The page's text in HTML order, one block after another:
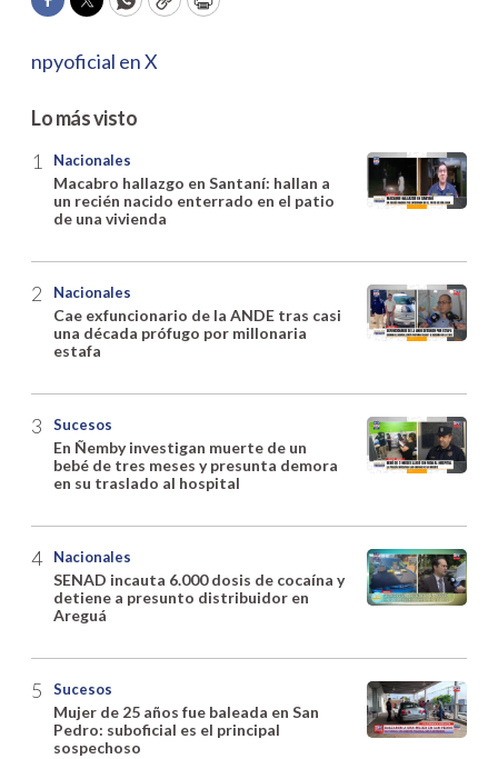
Facebook
TwitterWhatsApp
CopyPrint
npyoficial en X
Lo más visto
Nacionales
Macabro hallazgo en Santaní: hallan a
un recién nacido enterrado en el patio
de una vivienda
Nacionales
Cae exfuncionario de la ANDE tras casi
una década prófugo por millonaria
estafa
Sucesos
En Ñemby investigan muerte de un
bebé de tres meses y presunta demora
en su traslado al hospital
Nacionales
SENAD incauta 6.000 dosis de cocaína y
detiene a presunto distribuidor en
Areguá
Sucesos
Mujer de 25 años fue baleada en San
Pedro: suboficial es el principal
sospechoso